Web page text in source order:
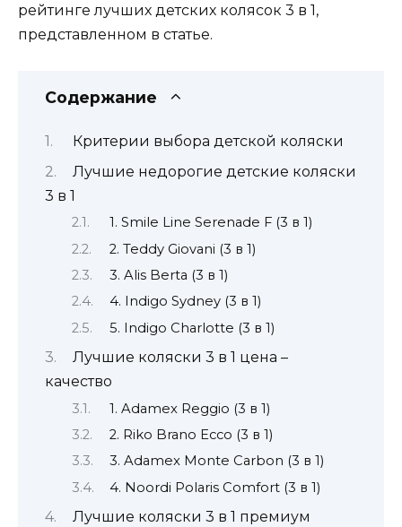
рейтинге лучших детских колясок 3 в 1,
представленном в статье.
Содержание
Критерии выбора детской коляски
Лучшие недорогие детские коляски
3 в 1
1. Smile Line Serenade F (3 в 1)
2. Teddy Giovani (3 в 1)
3. Alis Berta (3 в 1)
4. Indigo Sydney (3 в 1)
5. Indigo Charlotte (3 в 1)
Лучшие коляски 3 в 1 цена –
качество
1. Adamex Reggio (3 в 1)
2. Riko Brano Ecco (3 в 1)
3. Adamex Monte Carbon (3 в 1)
4. Noordi Polaris Comfort (3 в 1)
Лучшие коляски 3 в 1 премиум